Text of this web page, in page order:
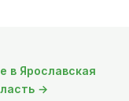
в Ярославская
→